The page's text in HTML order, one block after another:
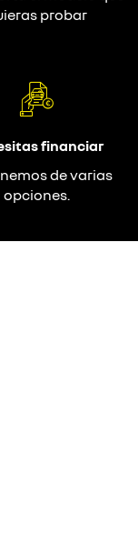
probar
financiar
de varias
opciones.